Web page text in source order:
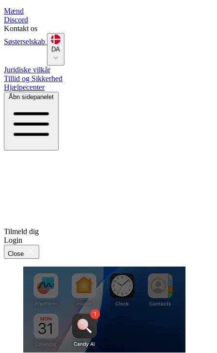
Mænd
Discord
Kontakt os
Søsterselskab
DA
Juridiske vilkår
Tillid og Sikkerhed
Hjælpecenter
Åbn sidepanelet
Tilmeld dig
Login
Close